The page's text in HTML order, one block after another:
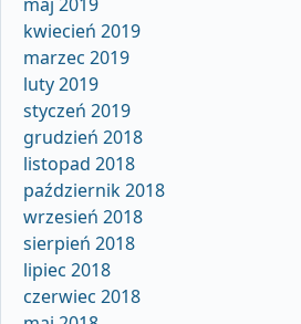
kwiecień 2019
marzec 2019
luty 2019
styczeń 2019
grudzień 2018
listopad 2018
październik 2018
wrzesień 2018
sierpień 2018
lipiec 2018
czerwiec 2018